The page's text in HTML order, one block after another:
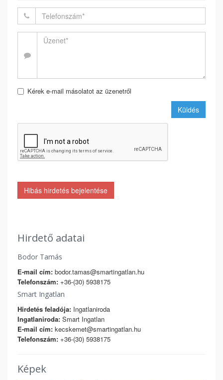
Kérek e-mail másolatot az üzenetről
Küldés
Hibás hirdetés bejelentése
Hirdető adatai
Bodor Tamás
E-mail cím: bodor.tamas@smartingatlan.hu
Telefonszám: +36-(30) 5938175
Smart Ingatlan
Hirdetés feladója: Ingatlaniroda
Ingatlaniroda: Smart Ingatlan
E-mail cím: kecskemet@smartingatlan.hu
Telefonszám: +36-(30) 5938175
Képek